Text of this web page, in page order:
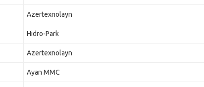
Azertexnolayn
Hidro-Park
Azertexnolayn
Ayan MMC